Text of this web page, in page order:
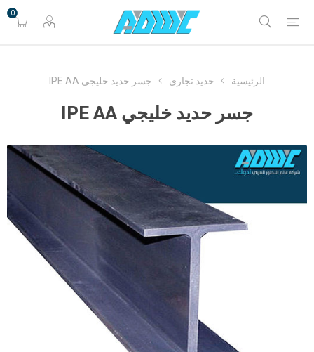
0
الرئيسية حديد تجاري جسر حديد خليجي IPE AA
جسر حديد خليجي IPE AA